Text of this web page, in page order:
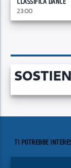
23:00
TI POTREBBE